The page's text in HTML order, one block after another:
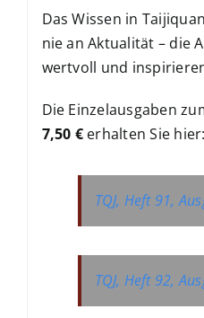
Das Wissen in
nie an Aktualität – die
wertvoll und
Die Einzelausgaben
7,50 € erhalten Sie hier:
TQJ, Heft 91,
TQJ, Heft 92,